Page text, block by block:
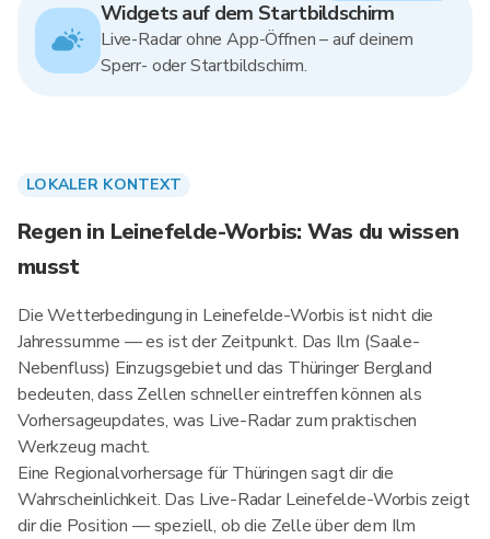
Widgets auf dem Startbildschirm
Live-Radar ohne App-Öffnen – auf deinem
Sperr- oder Startbildschirm.
LOKALER KONTEXT
Regen in Leinefelde-Worbis: Was du wissen
musst
Die Wetterbedingung in Leinefelde-Worbis ist nicht die
Jahressumme — es ist der Zeitpunkt. Das Ilm (Saale-
Nebenfluss) Einzugsgebiet und das Thüringer Bergland
bedeuten, dass Zellen schneller eintreffen können als
Vorhersageupdates, was Live-Radar zum praktischen
Werkzeug macht.
Eine Regionalvorhersage für Thüringen sagt dir die
Wahrscheinlichkeit. Das Live-Radar Leinefelde-Worbis zeigt
dir die Position — speziell, ob die Zelle über dem Ilm